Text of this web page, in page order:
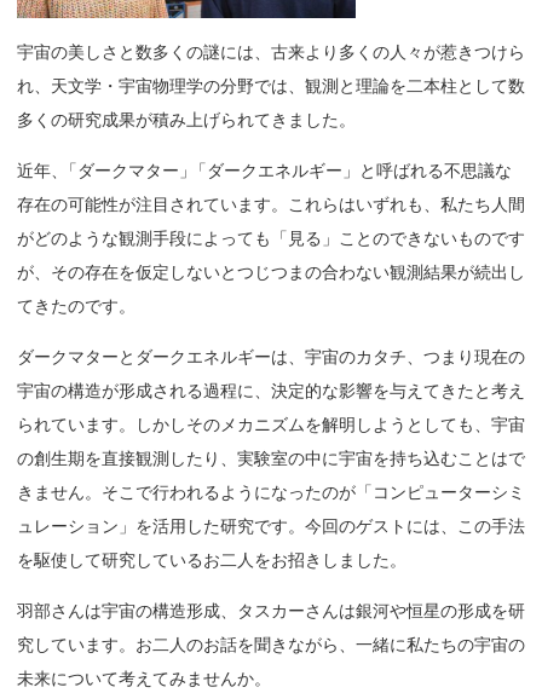
宇宙の美しさと数多くの謎には、古来より多くの人々が惹きつけら
れ、天文学・宇宙物理学の分野では、観測と理論を二本柱として数
多くの研究成果が積み上げられてきました。
近年、 「ダークマター 」
「ダークエネルギー」と呼ばれる不思議な
存在の可能性が注目されています。これらはいずれも、私たち人間
がどのような観測手段によっても「見る」ことのできないものです
が、その存在を仮定しないとつじつまの合わない観測結果が続出し
てきたのです。
ダークマターとダークエネルギーは、宇宙のカタチ、つまり現在の
宇宙の構造が形成される過程に、決定的な影響を与えてきたと考え
られています。しかしそのメカニズムを解明しようとしても、宇宙
の創生期を直接観測したり、実験室の中に宇宙を持ち込むことはで
きません。そこで行われるようになったのが「コンピューターシミ
ュレーション」を活用した研究です。今回のゲストには、この手法
を駆使して研究しているお二人をお招きしました。
羽部さんは宇宙の構造形成、タスカーさんは銀河や恒星の形成を研
究しています。お二人のお話を聞きながら、一緒に私たちの宇宙の
未来について考えてみませんか。